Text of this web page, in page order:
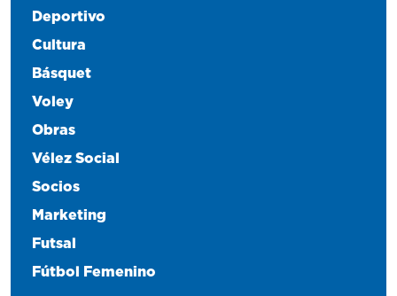
Deportivo
Cultura
Básquet
Voley
Obras
Vélez Social
Socios
Marketing
Futsal
Fútbol Femenino